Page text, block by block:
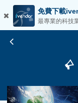
免費下載
最專業的科技